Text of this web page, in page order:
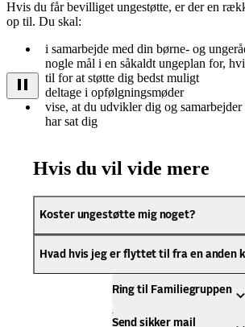
Hvis du får bevilliget ungestøtte, er der en
op til. Du skal:
i samarbejde med din børne- og
nogle mål i en såkaldt ungeplan for,
til for at støtte dig bedst muligt
deltage i opfølgningsmøder
vise, at du udvikler dig og samarbejder
har sat dig
Hvis du vil vide mere
Koster ungestøtte mig noget?
Hvad hvis jeg er flyttet til fra en anden
Ring til Familiegruppen
Send sikker mail